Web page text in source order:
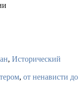
, Исторический
, от ненависти до